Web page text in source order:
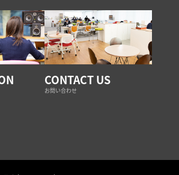
CONTACT US
お問い合わせ